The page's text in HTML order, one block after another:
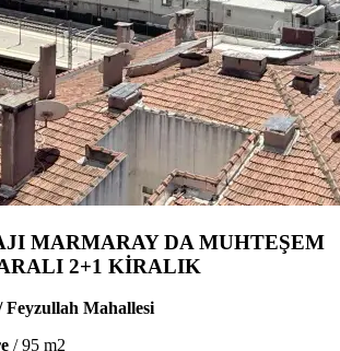
MARMARAY DA MUHTEŞEM
2+1 KİRALIK
Mahallesi
/95 m2